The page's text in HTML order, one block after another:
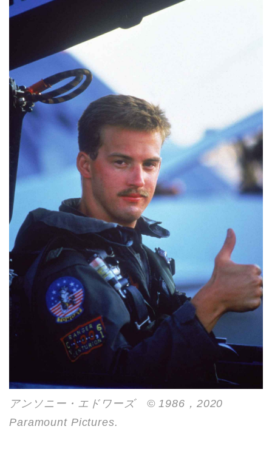
アンソニー・エドワーズ © 1986，2020
Paramount Pictures.